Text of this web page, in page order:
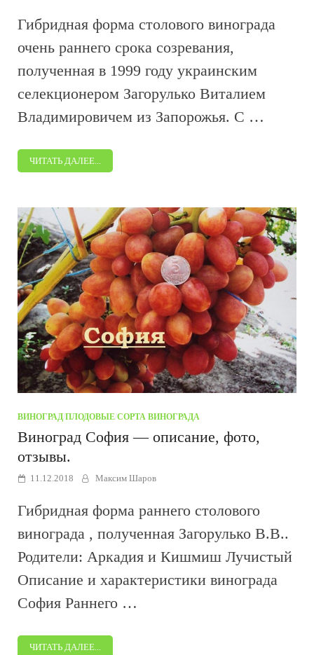
Гибридная форма столового винограда
очень раннего срока созревания,
полученная в 1999 году украинским
селекционером Загорулько Виталием
Владимировичем из Запорожья. С …
ЧИТАТЬ ДАЛЕЕ...
ВИНОГРАД ПЛОДОВЫЕ СОРТА ВИНОГРАДА
Виноград София — описание, фото,
отзывы.
11.12.2018 Максим Шаров
Гибридная форма раннего столового
винограда , полученная Загорулько В.В..
Родители: Аркадия и Кишмиш Лучистый
Описание и характеристики винограда
София Раннего …
ЧИТАТЬ ДАЛЕЕ...